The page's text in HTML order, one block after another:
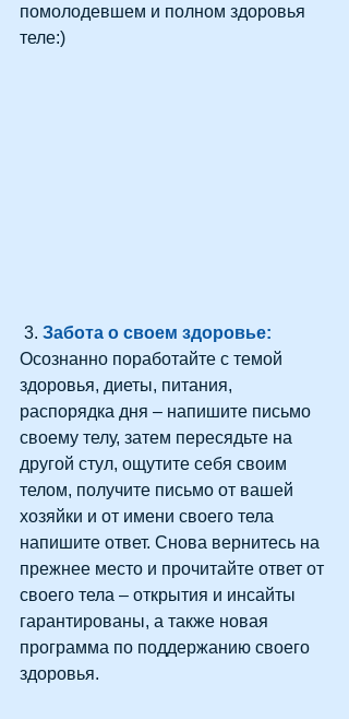
помолодевшем и полном здоровья
теле:)
3. Забота о своем здоровье:
Осознанно поработайте с темой
здоровья, диеты, питания,
распорядка дня – напишите письмо
своему телу, затем пересядьте на
другой стул, ощутите себя своим
телом, получите письмо от вашей
хозяйки и от имени своего тела
напишите ответ. Снова вернитесь на
прежнее место и прочитайте ответ от
своего тела – открытия и инсайты
гарантированы, а также новая
программа по поддержанию своего
здоровья.